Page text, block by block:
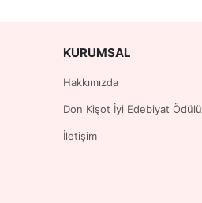
KURUMSAL
Hakkımızda
Don Kişot İyi Edebiyat Ödülü
İletişim